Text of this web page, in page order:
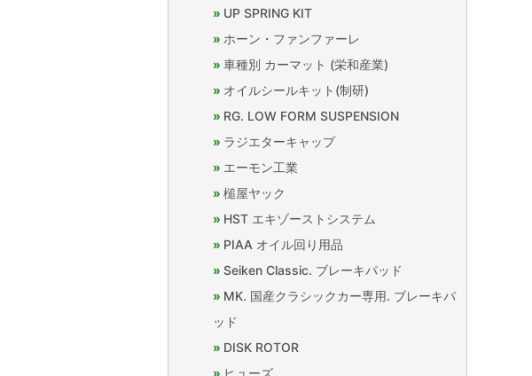
UP SPRING KIT
ホーン・ファンファーレ
車種別 カーマット (栄和産業)
オイルシールキット(制研)
RG. LOW FORM SUSPENSION
ラジエターキャップ
エーモン工業
槌屋ヤック
HST エキゾーストシステム
PIAA オイル回り用品
Seiken Classic. ブレーキパッド
MK. 国産クラシックカー専用. ブレーキパ
ッド
DISK ROTOR
ヒューズ